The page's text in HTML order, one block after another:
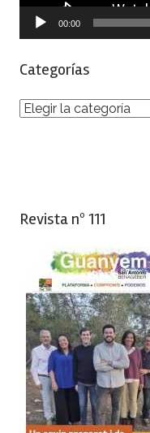
00:00
Categorías
Categorías
Revista nº 111